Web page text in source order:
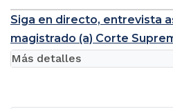
Siga en directo, entrevista
magistrado (a) Corte
Más detalles